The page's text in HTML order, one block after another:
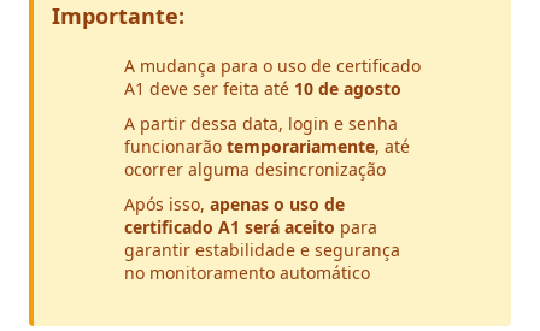
Importante:
A mudança para o uso de certificado
A1 deve ser feita até 10 de agosto
A partir dessa data, login e senha
funcionarão temporariamente, até
ocorrer alguma desincronização
Após isso, apenas o uso de
certificado A1 será aceito para
garantir estabilidade e segurança
no monitoramento automático